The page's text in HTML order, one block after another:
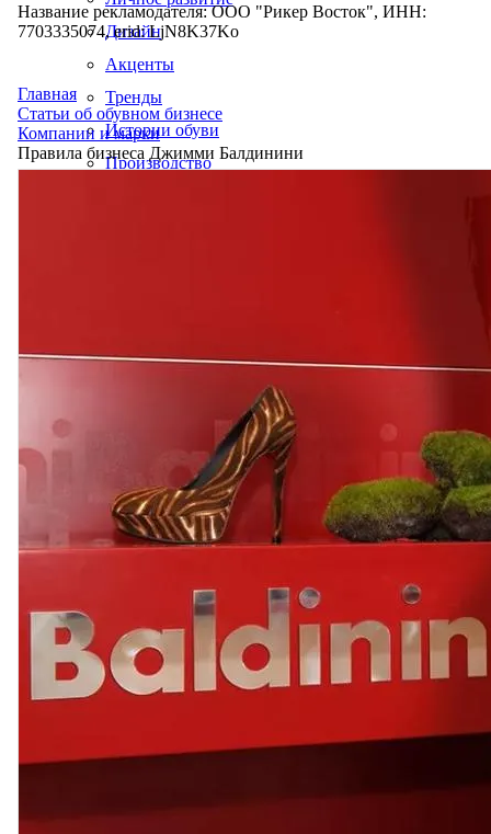
Дизайн
Акценты
Тренды
Истории обуви
Производство
Название рекламодателя: ООО "Рикер Восток", ИНН:
7703335074, erid: LjN8K37Ko
Главная
Статьи об обувном бизнесе
Компании и марки
Правила бизнеса Джимми Балдинини